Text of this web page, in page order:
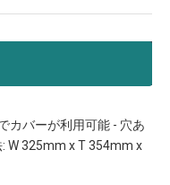
カバーが利用可能 - 穴あ
W 325mm x T 354mm x